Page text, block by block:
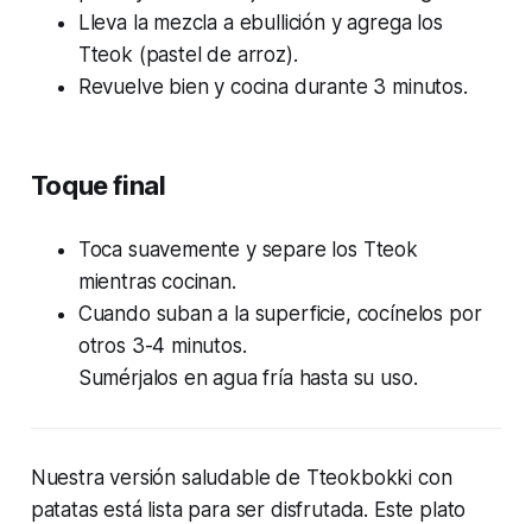
Lleva la mezcla a ebullición y agrega los
Tteok (pastel de arroz).
Revuelve bien y cocina durante 3 minutos.
Toque final
Toca suavemente y separe los Tteok
mientras cocinan.
Cuando suban a la superficie, cocínelos por
otros 3-4 minutos.
Sumérjalos en agua fría hasta su uso.
Nuestra versión saludable de Tteokbokki con
patatas está lista para ser disfrutada. Este plato